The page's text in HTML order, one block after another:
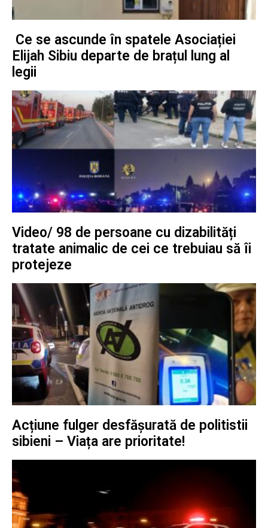
Ce se ascunde în spatele Asociației
Elijah Sibiu departe de brațul lung al
legii
Video/ 98 de persoane cu dizabilități
tratate animalic de cei ce trebuiau să îi
protejeze
Acțiune fulger desfășurată de politistii
sibieni – Viața are prioritate!